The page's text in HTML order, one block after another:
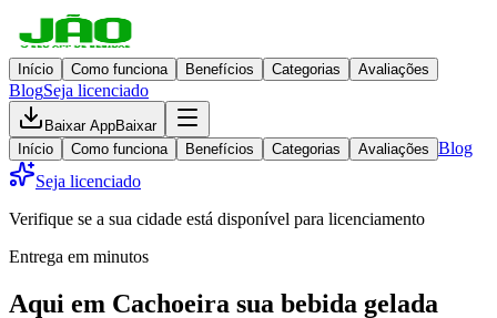
Início Como funciona Benefícios Categorias Avaliações
BlogSeja licenciado
Baixar AppBaixar
Início
Como funciona Benefícios Categorias Avaliações Blog
Seja licenciado
Verifique se a sua cidade está disponível para licenciamento
Entrega em minutos
Aqui em Cachoeira sua bebida gelada